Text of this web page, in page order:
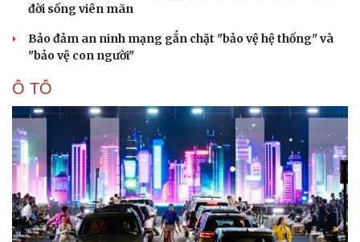
Cải chính
đời sống viên mãn
Bảo đảm an ninh mạng gắn chặt "bảo vệ hệ thống" và
"bảo vệ con người"
Ô TÔ